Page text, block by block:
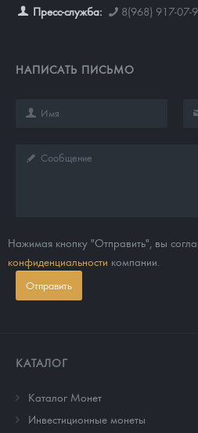
Пресс-служба: 8(968) 917-07-
НАПИСАТЬ ПИСЬМО
Нажимая кнопку "Отправить", вы
конфиденциальности компании.
Отправить
КАТАЛОГ
Каталог Монет
Инвестиционные монеты